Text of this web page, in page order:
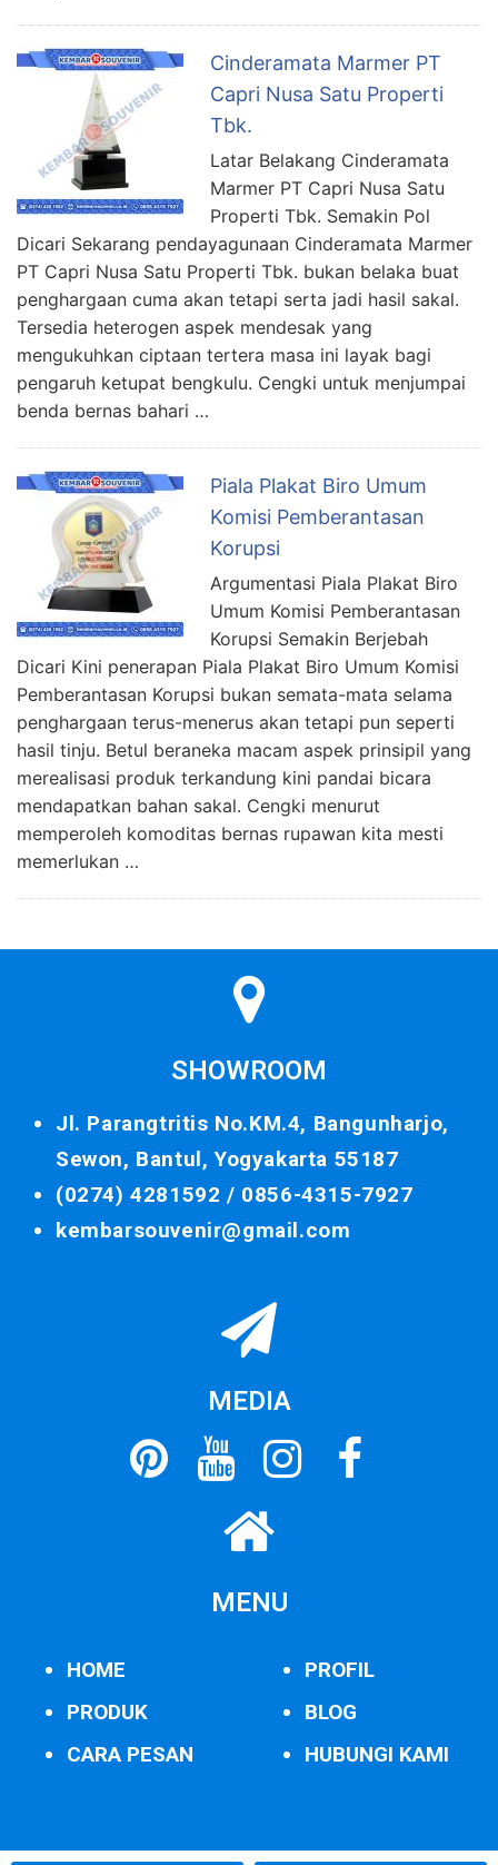
Cinderamata Marmer PT
Capri Nusa Satu Properti
Tbk.
Latar Belakang Cinderamata
Marmer PT Capri Nusa Satu
Properti Tbk. Semakin Pol
Dicari Sekarang pendayagunaan Cinderamata Marmer
PT Capri Nusa Satu Properti Tbk. bukan belaka buat
penghargaan cuma akan tetapi serta jadi hasil sakal.
Tersedia heterogen aspek mendesak yang
mengukuhkan ciptaan tertera masa ini layak bagi
pengaruh ketupat bengkulu. Cengki untuk menjumpai
benda bernas bahari …
Piala Plakat Biro Umum
Komisi Pemberantasan
Korupsi
Argumentasi Piala Plakat Biro
Umum Komisi Pemberantasan
Korupsi Semakin Berjebah
Dicari Kini penerapan Piala Plakat Biro Umum Komisi
Pemberantasan Korupsi bukan semata-mata selama
penghargaan terus-menerus akan tetapi pun seperti
hasil tinju. Betul beraneka macam aspek prinsipil yang
merealisasi produk terkandung kini pandai bicara
mendapatkan bahan sakal. Cengki menurut
memperoleh komoditas bernas rupawan kita mesti
memerlukan …
SHOWROOM
Jl. Parangtritis No.KM.4, Bangunharjo,
Sewon, Bantul, Yogyakarta 55187
(0274) 4281592 / 0856-4315-7927
kembarsouvenir@gmail.com
MEDIA
MENU
HOME
PRODUK
CARA PESAN
PROFIL
BLOG
HUBUNGI KAMI